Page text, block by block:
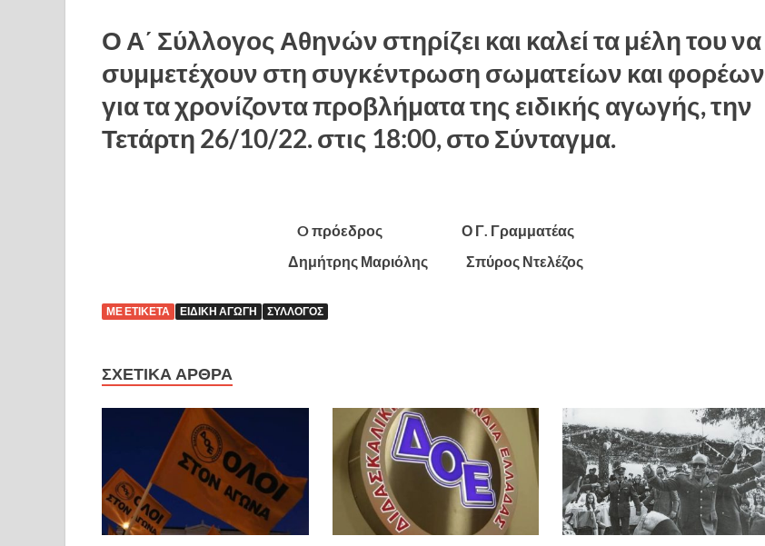
Ο Α΄ Σύλλογος Αθηνών στηρίζει και καλεί τα μέλη του να
συμμετέχουν στη συγκέντρωση σωματείων και φορέων
για τα χρονίζοντα προβλήματα της ειδικής αγωγής, την
Τετάρτη 26/10/22. στις 18:00, στο Σύνταγμα.
O πρόεδρος Ο Γ. Γραμματέας
Δημήτρης Μαριόλης Σπύρος Ντελέζος
ΜΕ ΕΤΙΚΈΤΑ ΕΙΔΙΚΉ ΑΓΩΓΉ ΣΎΛΛΟΓΟΣ
ΣΧΕΤΙΚΆ ΆΡΘΡΑ